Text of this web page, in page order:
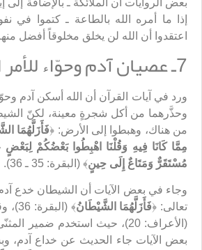
إذا ما أمره الله بالطاعة ـ كتموا في
اعتقدوا أن الله لن يخلق مخلوقاً أفضل
7ـ عصيان آدم وحوّاء للأمر الإلهيّ
ورد في آيات القرآن أن الله أسكن آدم
وحذَّرهما من أكل شجرةٍ معينة، لكنّ
من هناك، وهبطوا إلى الأرض: ﴿فَأَزَلَّهُمَا
مِمَّا كَانَا فِيهِ وَقُلْنَا اهْبِطُوا بَعْضُكُمْ
مُسْتَقَرٌّ وَمَتَاعٌ إِلَى حِينٍ﴾ (البقرة: 35 ـ 36).
وجاء في بعض الآيات أن الشيطان خدع
تعالى: ﴿فَأَزَلَّهُمَا الشَّيْطَانُ﴾ (البقرة: 36)، وقوله: ﴿
(الأعراف: 20)، حيث استخدم ضمير
بعض الآيات جاء الحديث عن خداع آدم،